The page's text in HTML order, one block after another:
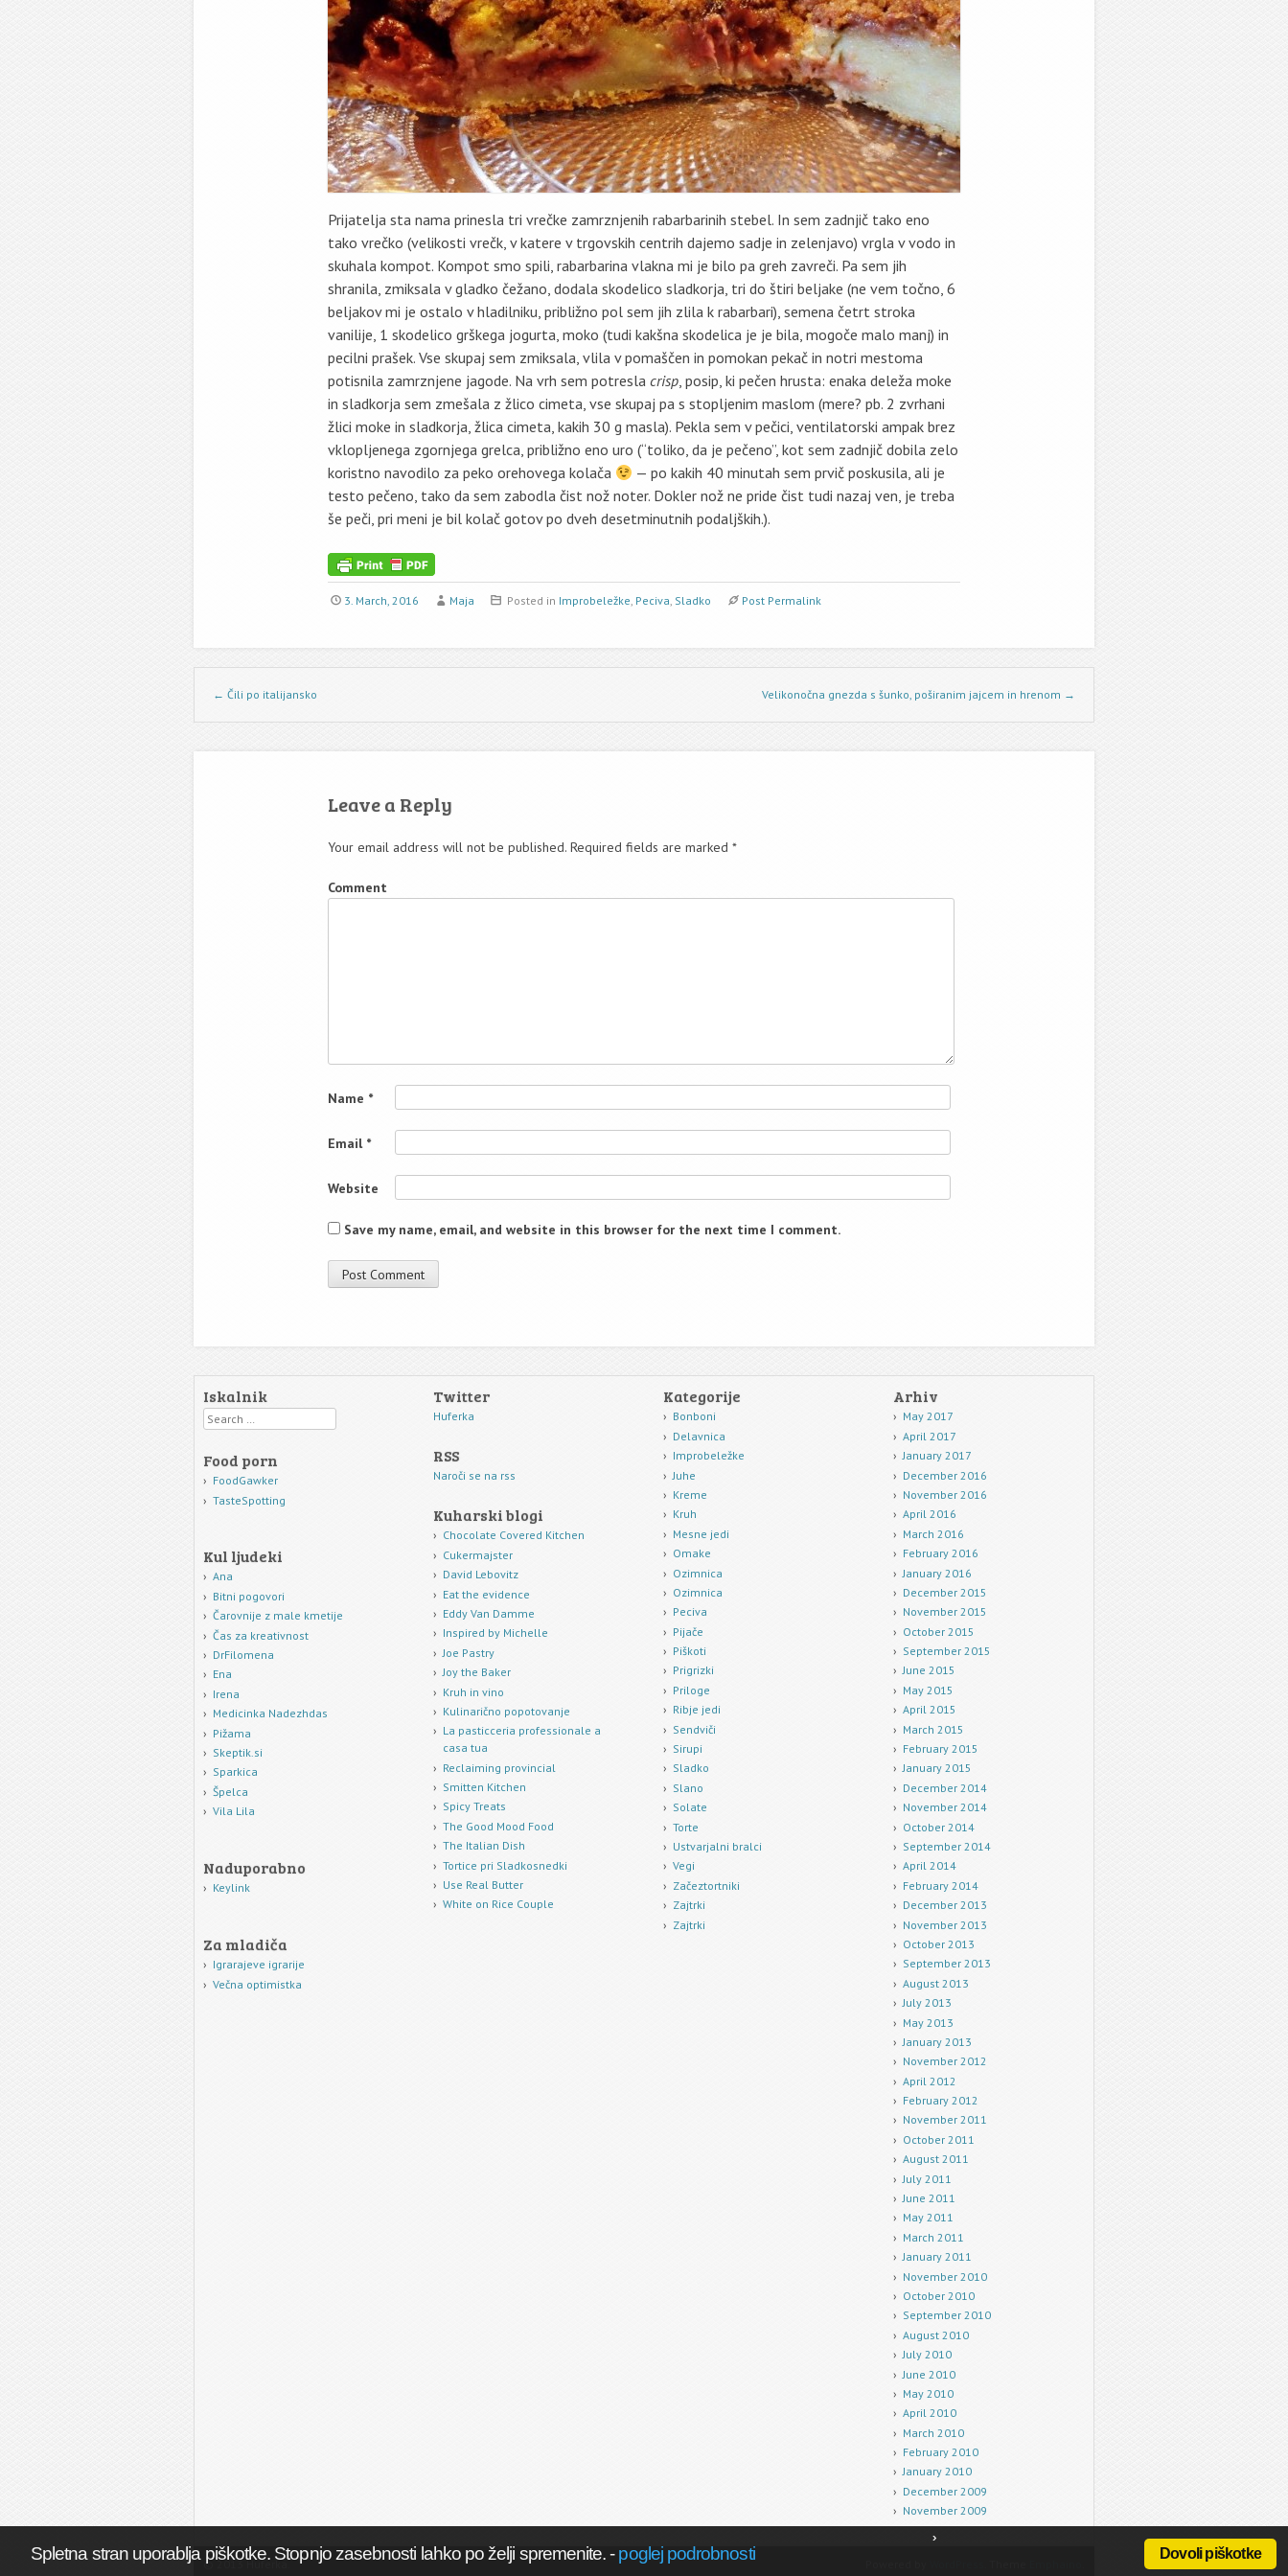
Spletna stran uporablja piškotke. Stopnjo zasebnosti lahko po želji spremenite.-poglej podrobnosti Dovoli piškotke
Prijatelja sta nama prinesla tri vrečke zamrznjenih rabarbarinih stebel. In sem zadnjič tako eno
tako vrečko (velikosti vrečk, v katere v trgovskih centrih dajemo sadje in zelenjavo) vrgla v vodo in
skuhala kompot. Kompot smo spili, rabarbarina vlakna mi je bilo pa greh zavreči. Pa sem jih
shranila, zmiksala v gladko čežano, dodala skodelico sladkorja, tri do štiri beljake (ne vem točno, 6
beljakov mi je ostalo v hladilniku, približno pol sem jih zlila k rabarbari), semena četrt stroka
vanilije, 1 skodelico grškega jogurta, moko (tudi kakšna skodelica je je bila, mogoče malo manj) in
pecilni prašek. Vse skupaj sem zmiksala, vlila v pomaščen in pomokan pekač in notri mestoma
potisnila zamrznjene jagode. Na vrh sem potresla crisp, posip, ki pečen hrusta: enaka deleža moke
in sladkorja sem zmešala z žlico cimeta, vse skupaj pa s stopljenim maslom (mere? pb. 2 zvrhani
žlici moke in sladkorja, žlica cimeta, kakih 30 g masla). Pekla sem v pečici, ventilatorski ampak brez
vklopljenega zgornjega grelca, približno eno uro (“toliko, da je pečeno”, kot sem zadnjič dobila zelo
koristno navodilo za peko orehovega kolača
— po kakih 40 minutah sem prvič poskusila, ali je
testo pečeno, tako da sem zabodla čist nož noter. Dokler nož ne pride čist tudi nazaj ven, je treba
še peči, pri meni je bil kolač gotov po dveh desetminutnih podaljških.).
3. March, 2016 Maja Posted in Improbeležke, Peciva, Sladko Post Permalink
Post navigation
← Čili po italijansko Velikonočna gnezda s šunko, poširanim jajcem in hrenom →
Leave a Reply
Your email address will not be published. Required fields are marked *
Comment
Name *
Email *
Website
Save my name, email, and website in this browser for the next time I comment.
Iskalnik
Search
Twitter
Huferka
Kategorije
Bonboni
Delavnica
Improbeležke
Juhe
Kreme
Kruh
Mesne jedi
Omake
Ozimnica
Ozimnica
Peciva
Pijače
Piškoti
Prigrizki
Priloge
Ribje jedi
Sendviči
Sirupi
Sladko
Slano
Solate
Torte
Ustvarjalni bralci
Vegi
Začeztortniki
Zajtrki
Zajtrki
Arhiv
May 2017
April 2017
January 2017
December 2016
November 2016
April 2016
March 2016
February 2016
January 2016
December 2015
November 2015
October 2015
September 2015
June 2015
May 2015
April 2015
March 2015
February 2015
January 2015
December 2014
November 2014
October 2014
September 2014
April 2014
February 2014
December 2013
November 2013
October 2013
September 2013
August 2013
July 2013
May 2013
January 2013
November 2012
April 2012
February 2012
November 2011
October 2011
August 2011
July 2011
June 2011
May 2011
March 2011
January 2011
November 2010
October 2010
September 2010
August 2010
July 2010
June 2010
May 2010
April 2010
March 2010
February 2010
January 2010
December 2009
November 2009
RSS
Naroči se na rss
Food porn
FoodGawker
TasteSpotting
Kuharski blogi
Chocolate Covered Kitchen
Cukermajster
David Lebovitz
Eat the evidence
Eddy Van Damme
Inspired by Michelle
Joe Pastry
Joy the Baker
Kruh in vino
Kulinarično popotovanje
La pasticceria professionale a
casa tua
Reclaiming provincial
Smitten Kitchen
Spicy Treats
The Good Mood Food
The Italian Dish
Tortice pri Sladkosnedki
Use Real Butter
White on Rice Couple
Kul ljudeki
Ana
Bitni pogovori
Čarovnije z male kmetije
Čas za kreativnost
DrFilomena
Ena
Irena
Medicinka Nadezhdas
Pižama
Skeptik.si
Sparkica
Špelca
Vila Lila
Naduporabno
Keylink
Za mladiča
Igrarajeve igrarije
Večna optimistka
© 2013 Huferka.